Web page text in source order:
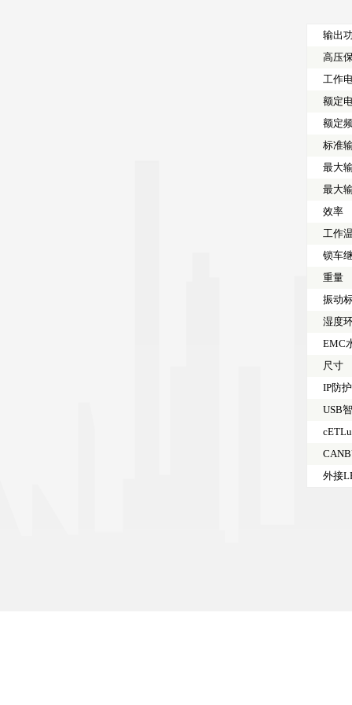
输出
高压
工作
额定
额定
标准
最大
最大
效率
工作
锁车
重量
振动
湿度
EMC
尺寸
IP防
USB
外接